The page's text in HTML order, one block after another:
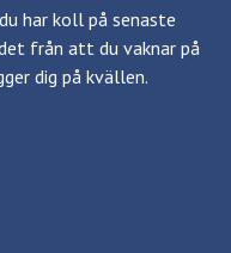
har koll på senaste
från att du vaknar på
dig på kvällen.